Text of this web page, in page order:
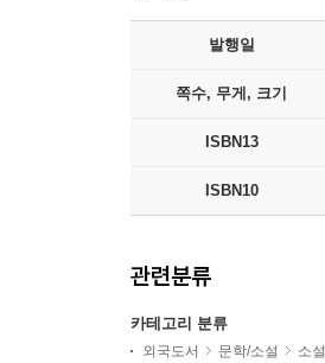
발행일
쪽수, 무게, 크기
ISBN13
ISBN10
관련분류
카테고리 분류
외국도서 문학/소설 소설